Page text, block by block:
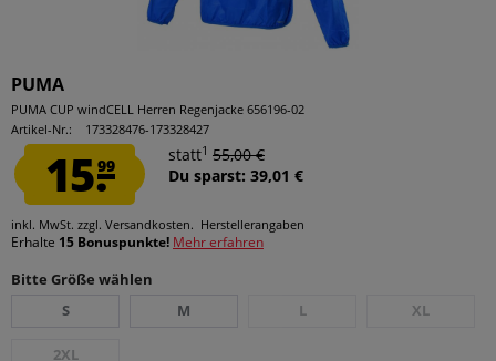
PUMA
PUMA CUP windCELL Herren Regenjacke 656196-02
Artikel-Nr.:
173328476-173328427
15.99
statt1 55,00 €
Du sparst: 39,01 €
inkl. MwSt. zzgl. Versandkosten. Herstellerangaben
Erhalte 15 Bonuspunkte! Mehr erfahren
Bitte Größe wählen
S
M L XL
2XL